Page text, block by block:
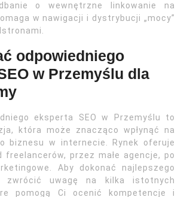
o wewnętrzne linkowanie na
w nawigacji i dystrybucji „mocy”
odpowiedniego
w Przemyślu dla
eksperta SEO w Przemyślu to
która może znacząco wpłynąć na
biznesu w internecie. Rynek oferuje
przez małe agencje, po
Aby dokonać najlepszego
zwrócić uwagę na kilka istotnych
pomogą Ci ocenić kompetencje i